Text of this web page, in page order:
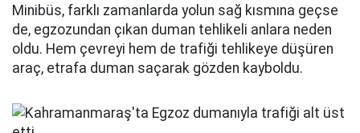
Minibüs, farklı zamanlarda yolun sağ kısmına geçse
de, egzozundan çıkan duman tehlikeli anlara neden
oldu. Hem çevreyi hem de trafiği tehlikeye düşüren
araç, etrafa duman saçarak gözden kayboldu.